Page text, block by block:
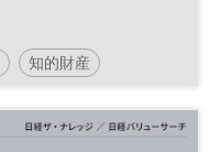
知的財産
スタートアップ